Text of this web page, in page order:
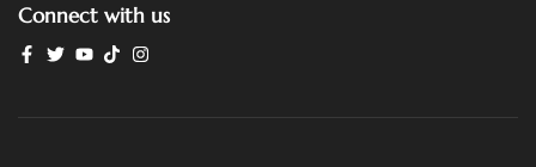
Connect with us